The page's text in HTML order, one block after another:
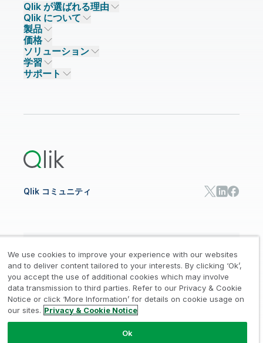
Qlik が選ばれる理由
Qlik が選ばれる理由
信頼とセキュリティ
信頼とプライバシー
信頼と AI
主なテクノロジーパートナー
データソースとターゲット
Qlik について
企業情報
採用情報
ニュースルーム
事業所 / 連絡先
製品
データ統合とデータ品質
Qlik Talend
Qlik Talend Cloud
Talend Data Fabric
価格
データ統合
データ分析
AI / 機械学習
ソリューション
ソリューションパートナー
パートナー検索
学習
イベント
サポート
Qlik コミュニティ
法的規約 / プライバシーとクッキー通知 / 商標 /
Trust / 利用規約 / 個人情報取り扱い申請
© 1993-2026 QlikTech International
We use cookies to improve your experience with our websites
and to deliver content tailored to your interests. By clicking ‘Ok’,
you accept the use of additional cookies which may involve
data transmission to third parties. Refer to our Privacy & Cookie
Notice or click ‘More Information’ for details on cookie usage on
our sites. Privacy & Cookie Notice
Ok